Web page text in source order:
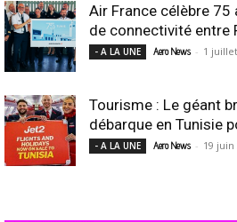
Air France célèbre 75
de connectivité entre
- A LA UNE Aero News - 1
Tourisme : Le géant
débarque en Tunisie
- A LA UNE Aero News - 19 juin